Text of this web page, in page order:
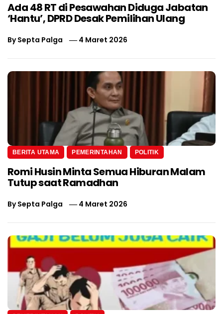
Ada 48 RT di Pesawahan Diduga Jabatan
‘Hantu’, DPRD Desak Pemilihan Ulang
BySepta Palga 4 Maret 2026
BERITA UTAMA PEMERINTAHAN POLITIK
Romi Husin Minta Semua Hiburan Malam
Tutup saat Ramadhan
BySepta Palga 4 Maret 2026